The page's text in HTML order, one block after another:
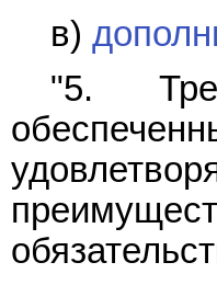
в)
"5.